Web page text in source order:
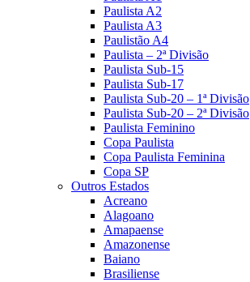
Paulista A2
Paulista A3
Paulistão A4
Paulista – 2ª Divisão
Paulista Sub-15
Paulista Sub-17
Paulista Sub-20 – 1ª Divisão
Paulista Sub-20 – 2ª Divisão
Paulista Feminino
Copa Paulista
Copa Paulista Feminina
Copa SP
Outros Estados
Acreano
Alagoano
Amapaense
Amazonense
Baiano
Brasiliense